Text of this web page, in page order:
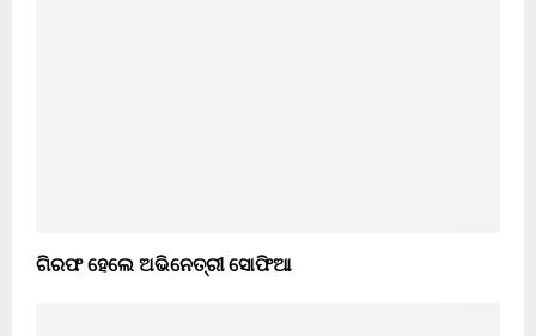
ଗିରଫ ହେଲେ ଅଭିନେତ୍ରୀ ସୋଫିଆ